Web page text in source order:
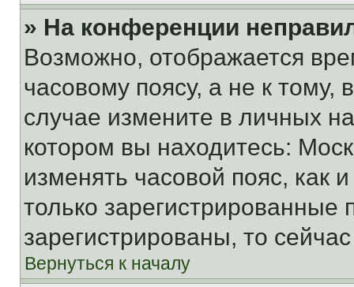
» На конференции
Возможно, отображается
часовому поясу, а не к тому,
случае измените в личных
котором вы находитесь:
изменять часовой пояс, как
только
зарегистрированы, то
Вернуться к началу